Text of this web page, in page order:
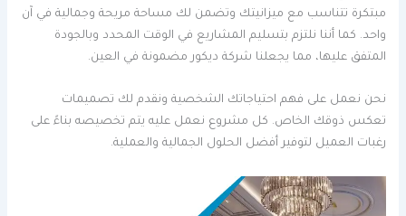
مبتكرة تتناسب مع ميزانيتك وتضمن لك مساحة مريحة وجمالية في آن
واحد. كما أننا نلتزم بتسليم المشاريع في الوقت المحدد وبالجودة
المتفق عليها، مما يجعلنا شركة ديكور مضمونة في العين.
نحن نعمل على فهم احتياجاتك الشخصية ونقدم لك تصميمات
تعكس ذوقك الخاص. كل مشروع نعمل عليه يتم تخصيصه بناءً على
رغبات العميل لتوفير أفضل الحلول الجمالية والعملية.